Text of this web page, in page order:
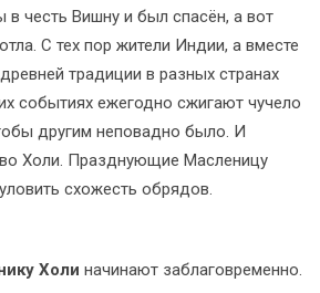
честь Вишну и был спасён, а вот
С тех пор жители Индии, а вместе
традиции в разных странах
событиях ежегодно сжигают чучело
другим неповадно было. И
Холи. Празднующие Масленицу
схожесть обрядов.
Холи начинают заблаговременно.